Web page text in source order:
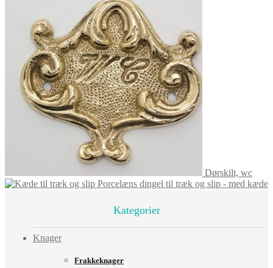
Dørskilt, wc
Porcelæns dingel til træk og slip - med kæde
Kategorier
Knager
Frakkeknager